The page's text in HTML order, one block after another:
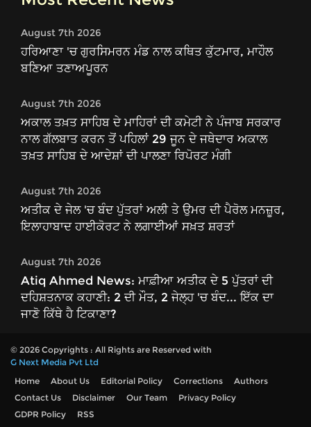
August 7th 2026
ਹਰਿਆਣਾ 'ਚ ਗੁਰਸਿਮਰਨ ਮੰਡ ਨਾਲ ਕਥਿਤ ਕੁੱਟਮਾਰ, ਮਾਹੌਲ
ਬਣਿਆ ਤਣਾਅਪੂਰਨ
August 7th 2026
ਅਕਾਲ ਤਖ਼ਤ ਸਾਹਿਬ ਦੇ ਮਾਹਿਰਾਂ ਦੀ ਕਮੇਟੀ ਨੇ ਪੰਜਾਬ ਸਰਕਾਰ
ਨਾਲ ਗੱਲਬਾਤ ਕਰਨ ਤੋਂ ਪਹਿਲਾਂ 29 ਜੂਨ ਦੇ ਜਥੇਦਾਰ ਅਕਾਲ
ਤਖ਼ਤ ਸਾਹਿਬ ਦੇ ਆਦੇਸ਼ਾਂ ਦੀ ਪਾਲਣਾ ਰਿਪੋਰਟ ਮੰਗੀ
August 7th 2026
ਅਤੀਕ ਦੇ ਜੇਲ 'ਚ ਬੰਦ ਪੁੱਤਰਾਂ ਅਲੀ ਤੇ ਉਮਰ ਦੀ ਪੈਰੋਲ ਮਨਜ਼ੂਰ,
ਇਲਾਹਾਬਾਦ ਹਾਈਕੋਰਟ ਨੇ ਲਗਾਈਆਂ ਸਖ਼ਤ ਸ਼ਰਤਾਂ
August 7th 2026
Atiq Ahmed News: ਮਾਫ਼ੀਆ ਅਤੀਕ ਦੇ 5 ਪੁੱਤਰਾਂ ਦੀ
ਦਹਿਸ਼ਤਨਾਕ ਕਹਾਣੀ: 2 ਦੀ ਮੌਤ, 2 ਜੇਲ੍ਹ 'ਚ ਬੰਦ... ਇੱਕ ਦਾ
ਜਾਣੋ ਕਿੱਥੇ ਹੈ ਟਿਕਾਣਾ?
© 2026 Copyrights : All Rights are Reserved with
G Next Media Pvt Ltd
Home
About Us Editorial Policy Corrections
Authors
Contact Us
Disclaimer Our Team
Privacy Policy
GDPR Policy
RSS